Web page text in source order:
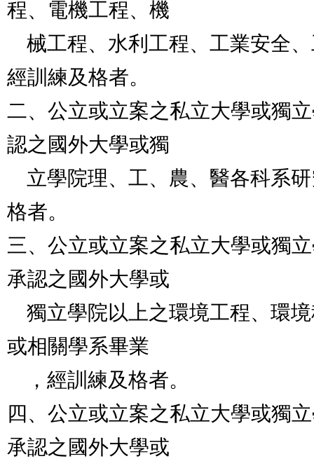
程、電機工程、機
經訓練及格者。
二、公立或立案之私立大學或獨
認之國外大學或獨
格者。
三、公立或立案之私立大學或獨
承認之國外大學或
或相關學系畢業
四、公立或立案之私立大學或獨
承認之國外大學或